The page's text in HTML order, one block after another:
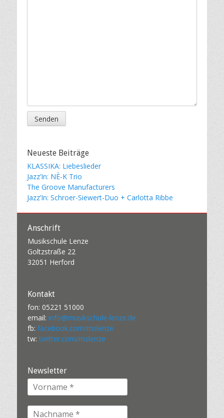
Neueste Beiträge
KLASSIKA: Liebeslieder
Jazz’In: NÈ-K Trio
The Groove Manufacturers
Jazz’In: Schroer-Siewert-Duo + Carlotta Ribbe
Anschrift
Musikschule Lenze
Goltzstraße 22
32051 Herford
Kontakt
fon: 05221 51000
email: info@musikschule-lenze.de
fb: facebook.com/mslenze
tw: twitter.com/mslenze
Newsletter